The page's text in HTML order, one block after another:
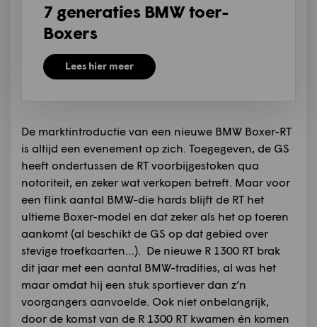
7 generaties BMW toer-
Boxers
Lees hier meer
De marktintroductie van een nieuwe BMW Boxer-RT
is altijd een evenement op zich. Toegegeven, de GS
heeft ondertussen de RT voorbijgestoken qua
notoriteit, en zeker wat verkopen betreft. Maar voor
een flink aantal BMW-die hards blijft de RT het
ultieme Boxer-model en dat zeker als het op toeren
aankomt (al beschikt de GS op dat gebied over
stevige troefkaarten…). De nieuwe R 1300 RT brak
dit jaar met een aantal BMW-tradities, al was het
maar omdat hij een stuk sportiever dan z’n
voorgangers aanvoelde. Ook niet onbelangrijk,
door de komst van de R 1300 RT kwamen én komen